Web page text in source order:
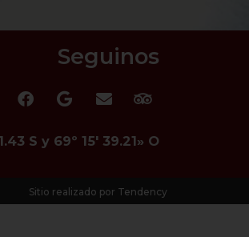
Seguinos
S y 69º 15′ 39.21» O
Sitio realizado por Tendency